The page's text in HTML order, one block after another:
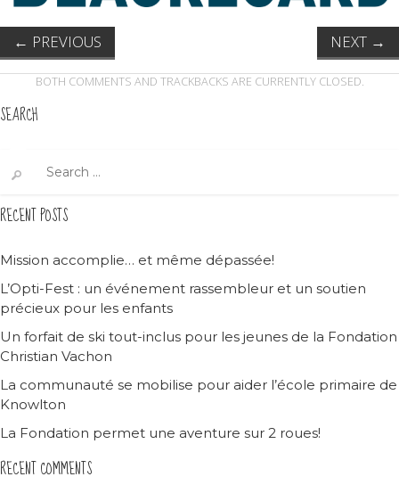
← PREVIOUS NEXT →
BOTH COMMENTS AND TRACKBACKS ARE CURRENTLY CLOSED.
SEARCH
for:
RECENT POSTS
Mission accomplie… et même dépassée!
L’Opti-Fest : un événement rassembleur et un soutien
précieux pour les enfants
Un forfait de ski tout-inclus pour les jeunes de la Fondation
Christian Vachon
La communauté se mobilise pour aider l’école primaire de
Knowlton
La Fondation permet une aventure sur 2 roues!
RECENT COMMENTS